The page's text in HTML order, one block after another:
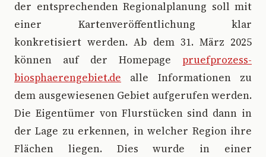
der entsprechenden Regionalplanung soll mit
einer Kartenveröffentlichung klar
konkretisiert werden. Ab dem 31. März 2025
können auf der Homepage pruefprozess-
biosphaerengebiet.de alle Informationen zu
dem ausgewiesenen Gebiet aufgerufen werden.
Die Eigentümer von Flurstücken sind dann in
der Lage zu erkennen, in welcher Region ihre
Flächen liegen. Dies wurde in einer